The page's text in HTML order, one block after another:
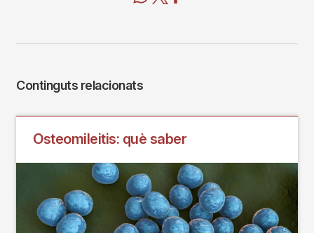
Continguts relacionats
Osteomileitis: què saber